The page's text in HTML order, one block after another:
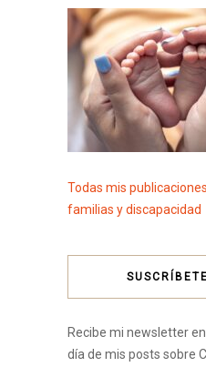
Todas mis
familias y discapacidad
Recibe mi newsletter
día de mis posts sobre